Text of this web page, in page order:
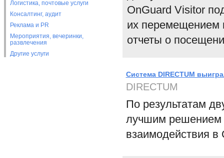
Логистика, почтовые услуги
Консалтинг, аудит
Реклама и PR
Мероприятия, вечеринки,
развлечения
Другие услуги
OnGuard Visitor
их перемещением
отчеты о
Система DIRECTUM
DIRECTUM
По результатам
лучшим решением
взаимодействия